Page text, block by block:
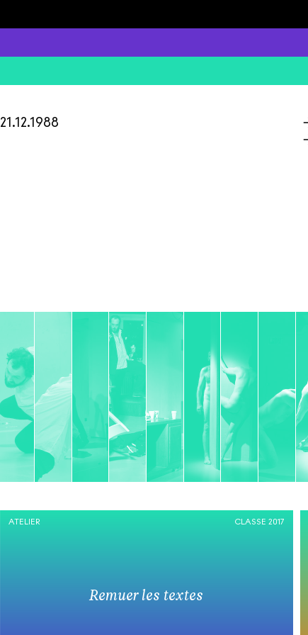
21.12.1988
Remuer les textes
ATELIER CLASSE 2017